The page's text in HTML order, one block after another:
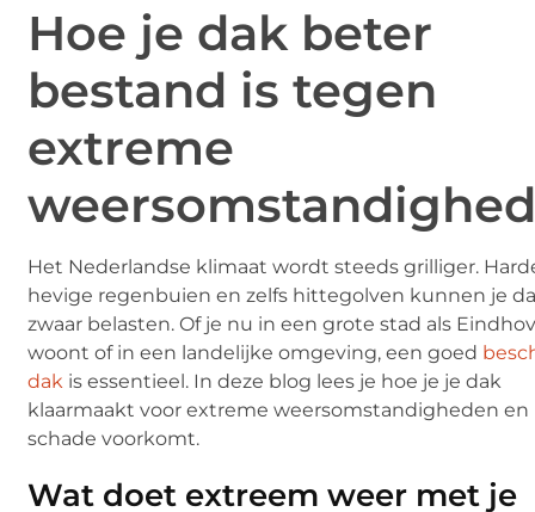
Hoe je dak beter
bestand is tegen
extreme
Het Nederlandse klimaat wordt steeds grilliger.
hevige regenbuien en zelfs hittegolven kunnen je
zwaar belasten. Of je nu in een grote stad als
woont of in een landelijke omgeving, een goed
dak is essentieel. In deze blog lees je hoe je je dak
klaarmaakt voor extreme weersomstandigheden en
schade voorkomt.
Wat doet extreem weer met je